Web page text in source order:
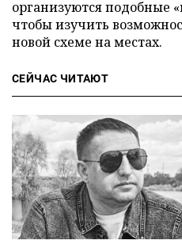
организуются подобные
чтобы изучить
новой схеме на местах.
СЕЙЧАС ЧИТАЮТ